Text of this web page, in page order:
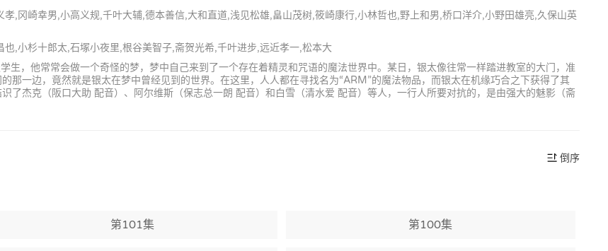
,冈崎幸男,小高义规,千叶大辅,德本善信,大和直道,浅见松雄,畠山茂树,筱崎康行,小林哲也,野上和男,桥口洋介,小野田雄亮,久保山英
,小杉十郎太,石塚小夜里,根谷美智子,斋贺光希,千叶进步,远近孝一,松本大
生，他常常会做一个奇怪的梦，梦中自己来到了一个存在着精灵和咒语的魔法世界中。某日，银太像往常一样踏进教室的大门，准
那一边，竟然就是银太在梦中曾经见到的世界。在这里，人人都在寻找名为“ARM”的魔法物品，而银太在机缘巧合之下获得了其
了杰克（阪口大助 配音）、阿尔维斯（保志总一朗 配音）和白雪（清水爱 配音）等人，一行人所要对抗的，是由强大的魅影（斋
倒序
第101集 第100集